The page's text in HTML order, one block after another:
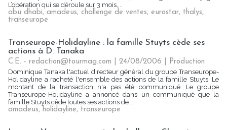
L’opération qui se déroule sur 3 mois,...
abu dhabi, amadeus, challenge de ventes, eurostar, thalys,
transeurope
Transeurope-Holidayline : la famille Stuyts cède ses
actions à D. Tanaka
C.E. - redaction@tourmag.com | 24/08/2006
Production
Dominique Tanaka l'actuel directeur général du groupe Transeurope-
Holidayline a racheté l'ensemble des actions de la famille Stuyts. Le
montant de la transaction n'a pas été communiqué. Le groupe
Transeurope-Holidayline a annoncé dans un communiqué que la
famille Stuyts cède toutes ses actions de...
amadeus, holidayline, transeurope